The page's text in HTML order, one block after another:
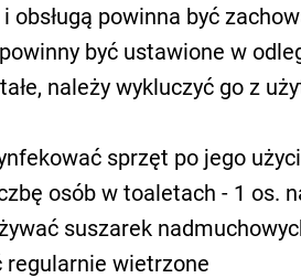
powinna być
być ustawione w
należy wykluczyć go z
sprzęt po jego
osób w toaletach - 1 os.
suszarek
regularnie wietrzone